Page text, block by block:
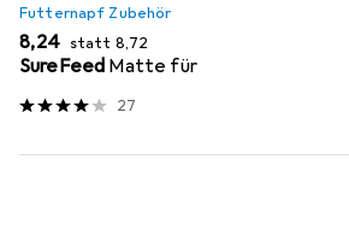
Futternapf Zubehör
EUR
8,24 statt EUR
8,72
SureFeed Matte für
27